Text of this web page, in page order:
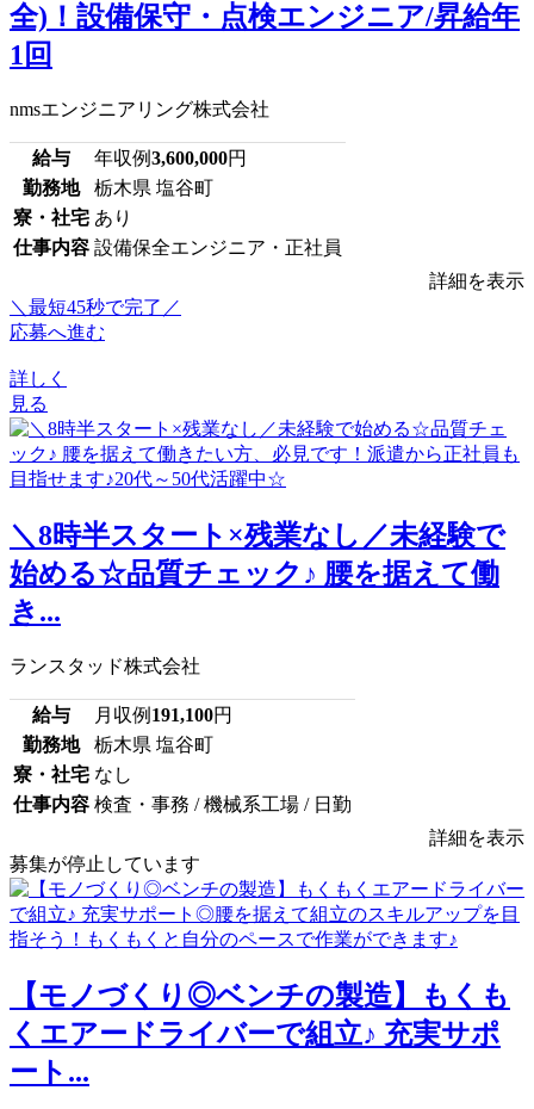
全)！設備保守・点検エンジニア/昇給年
1回
nmsエンジニアリング株式会社
給与 年収例3,600,000円
勤務地
栃木県 塩谷町
寮・社宅 あり
仕事内容 設備保全エンジニア・正社員
詳細を表示
＼最短45秒で完了／
応募へ進む
詳しく
見る
＼8時半スタート×残業なし／未経験で
始める☆品質チェック♪ 腰を据えて働
き...
ランスタッド株式会社
給与 月収例 191,100円
勤務地
栃木県 塩谷町
寮・社宅 なし
仕事内容 検査・事務 / 機械系工場 / 日勤
詳細を表示
募集が停止しています
【モノづくり◎ベンチの製造】もくも
くエアードライバーで組立♪ 充実サポ
ート...